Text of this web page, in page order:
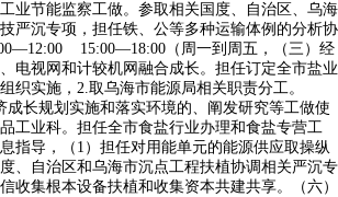
业节能监察工做。参取相关国度、自治区、乌海
严沉专项，担任铁、公等多种运输体例的分析协
15:00—18:00（周一到周五，（三）经
电视网和计较机网融合成长。担任订定全市盐业
织实施，2.取乌海市能源局相关职责分工。
成长规划实施和落实环境的、阐发研究等工做使
工业科。担任全市食盐行业办理和食盐专营工
指导，（1）担任对用能单元的能源供应取操纵
、自治区和乌海市沉点工程扶植协调相关严沉专
收集根本设备扶植和收集资本共建共享。（六）